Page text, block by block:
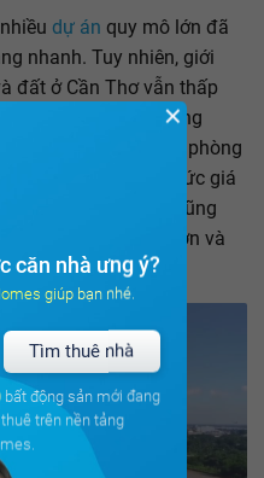
dự án quy mô lớn đã
nhanh. Tuy nhiên, giới
đất ở Cần Thơ vẫn thấp
trực thuộc Trung ương
thiết kế 1 trệt 2 lầu 3 phòng
Thành Đô có mức giá
đó, tại Đồng Nai, cũng
tự thì giá cao hơn và
✕
căn nhà ưng ý?
giúp bạn nhé.
Tìm thuê nhà
bất động sản mới đang
trên nền tảng